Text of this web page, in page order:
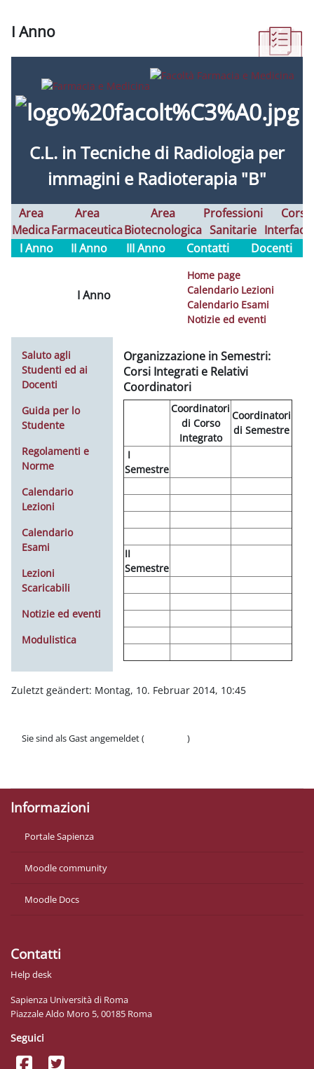
I Anno
C.L. in Tecniche di Radiologia per
immagini e Radioterapia "B"
Area
Medica
Area
Farmaceutica
Area
Biotecnologica
Professioni
Sanitarie
Corsi
I Anno
II Anno III Anno Contatti Docenti
I Anno
Home page
Calendario Lezioni
Calendario Esami
Notizie ed eventi
Saluto agli
Studenti ed ai
Docenti
Guida per lo
Studente
Regolamenti e
Norme
Calendario
Lezioni
Calendario
Esami
Lezioni
Scaricabili
Notizie ed eventi
Modulistica
Organizzazione in Semestri:
Corsi Integrati e Relativi
Coordinatori
Coordinatori
di Corso
Integrato
Coordinatori
di Semestre
I
Semestre
II
Semestre
Zuletzt geändert: Montag, 10. Februar 2014, 10:45
Sie sind als Gast angemeldet (
)
Informazioni
Portale Sapienza
Moodle community
Moodle Docs
Contatti
Help desk
Sapienza Università di Roma
Piazzale Aldo Moro 5, 00185 Roma
Seguici